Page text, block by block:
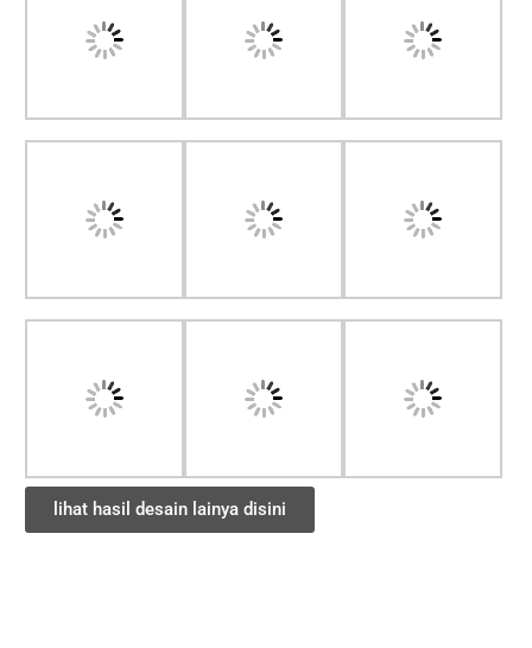
lihat hasil desain lainya disini